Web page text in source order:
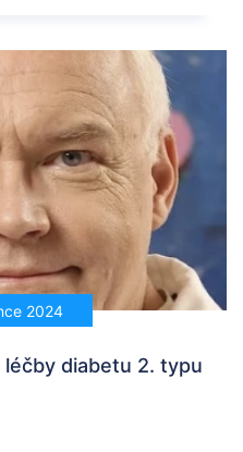
2024
diabetu 2. typu